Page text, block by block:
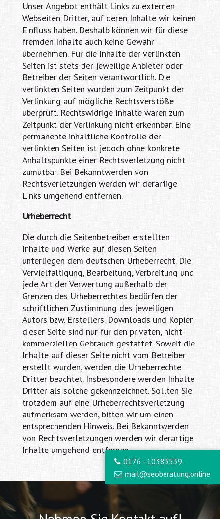
Unser Angebot enthält Links zu externen
Webseiten Dritter, auf deren Inhalte wir keinen
Einfluss haben. Deshalb können wir für diese
fremden Inhalte auch keine Gewähr
übernehmen. Für die Inhalte der verlinkten
Seiten ist stets der jeweilige Anbieter oder
Betreiber der Seiten verantwortlich. Die
verlinkten Seiten wurden zum Zeitpunkt der
Verlinkung auf mögliche Rechtsverstöße
überprüft. Rechtswidrige Inhalte waren zum
Zeitpunkt der Verlinkung nicht erkennbar. Eine
permanente inhaltliche Kontrolle der
verlinkten Seiten ist jedoch ohne konkrete
Anhaltspunkte einer Rechtsverletzung nicht
zumutbar. Bei Bekanntwerden von
Rechtsverletzungen werden wir derartige
Links umgehend entfernen.
Urheberrecht
Die durch die Seitenbetreiber erstellten
Inhalte und Werke auf diesen Seiten
unterliegen dem deutschen Urheberrecht. Die
Vervielfältigung, Bearbeitung, Verbreitung und
jede Art der Verwertung außerhalb der
Grenzen des Urheberrechtes bedürfen der
schriftlichen Zustimmung des jeweiligen
Autors bzw. Erstellers. Downloads und Kopien
dieser Seite sind nur für den privaten, nicht
kommerziellen Gebrauch gestattet. Soweit die
Inhalte auf dieser Seite nicht vom Betreiber
erstellt wurden, werden die Urheberrechte
Dritter beachtet. Insbesondere werden Inhalte
Dritter als solche gekennzeichnet. Sollten Sie
trotzdem auf eine Urheberrechtsverletzung
aufmerksam werden, bitten wir um einen
entsprechenden Hinweis. Bei Bekanntwerden
von Rechtsverletzungen werden wir derartige
Inhalte umgehend entfernen.
0176 - 10383539
mail@seoberatung.online